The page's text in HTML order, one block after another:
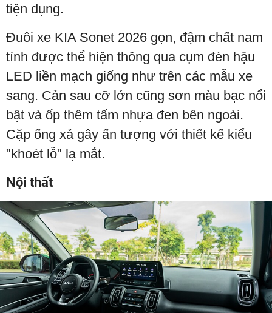
tiện dụng.
Đuôi xe KIA Sonet 2026 gọn, đậm chất nam
tính được thể hiện thông qua cụm đèn hậu
LED liền mạch giống như trên các mẫu xe
sang. Cản sau cỡ lớn cũng sơn màu bạc nổi
bật và ốp thêm tấm nhựa đen bên ngoài.
Cặp ống xả gây ấn tượng với thiết kế kiểu
"khoét lỗ" lạ mắt.
Nội thất